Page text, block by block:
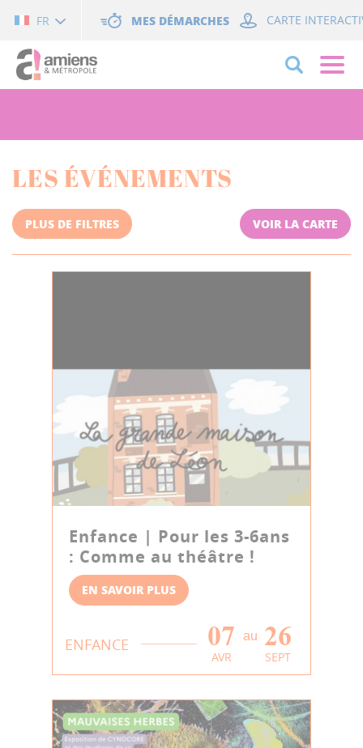
FR MES DÉMARCHES CARTE
LES ÉVÉNEMENTS
PLUS DE FILTRES VOIR LA CARTE
Enfance | Pour les 3-6ans
: Comme au théâtre !
EN SAVOIR PLUS
ENFANCE 07
AVR
au 26
SEPT